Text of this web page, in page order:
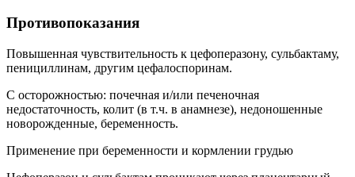
Противопоказания
Повышенная чувствительность к цефоперазону, сульбактаму,
пенициллинам, другим цефалоспоринам.
C осторожностью: почечная и/или печеночная
недостаточность, колит (в т.ч. в анамнезе), недоношенные
новорожденные, беременность.
Применение при беременности и кормлении грудью